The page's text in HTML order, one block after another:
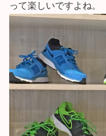
って楽しいですよね。